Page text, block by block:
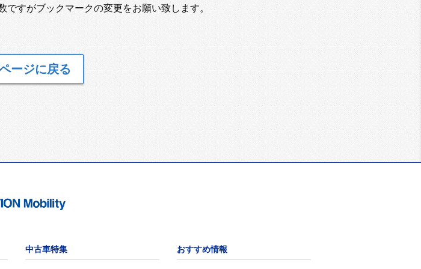
すがブックマークの変更をお願い致します。
ージに戻る
中古車特集 おすすめ情報